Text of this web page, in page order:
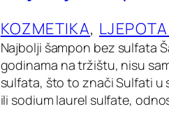
KOZMETIKA,
Najbolji šampon bez sulfata
godinama na tržištu, nisu
sulfata, što to znači Sulfati u
ili sodium laurel sulfate,